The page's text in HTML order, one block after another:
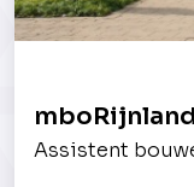
Assistent